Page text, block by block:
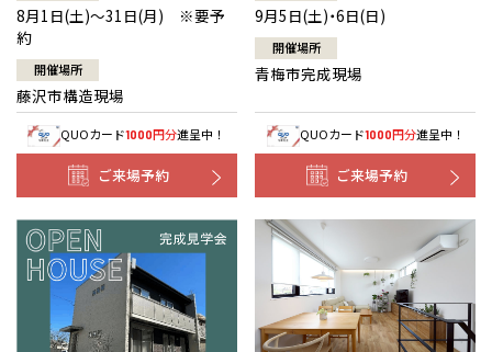
8月1日(土)～31日(月) ※要予
約
開催場所
藤沢市構造現場
QUOカード1000円分進呈中！
ご来場予約
9月5日(土)・6日(日)
開催場所
青梅市完成現場
QUOカード1000円分進呈中！
ご来場予約